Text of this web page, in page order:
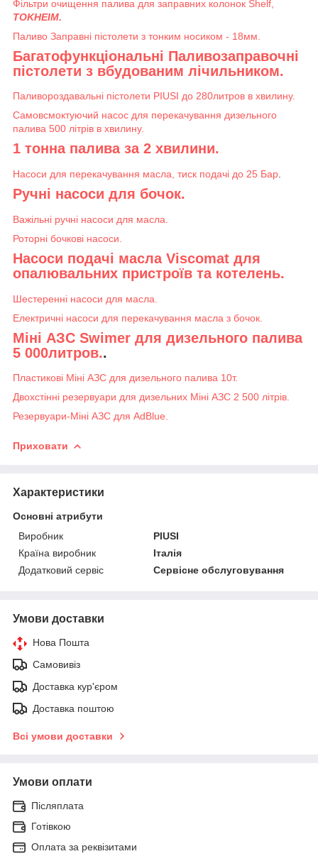
Фільтри очищення палива для заправних колонок Shelf,
TOKHEIM.
Паливо Заправні пістолети з тонким носиком - 18мм.
Багатофункціональні Паливозаправочні
пістолети з вбудованим лічильником.
Паливороздавальні пістолети PIUSI до 280литров в хвилину.
Самовсмоктуючий насос для перекачування дизельного
палива 500 літрів в хвилину.
1 тонна палива за 2 хвилини.
Насоси для перекачування масла, тиск подачі до 25 Бар
Ручні насоси для бочок.
Важільні ручні насоси для масла.
Роторні бочкові насоси.
Насоси подачі масла Viscomat для
опалювальних пристроїв та котелень.
Шестеренні насоси для масла.
Електричні насоси для перекачування масла з бочок.
Міні АЗС Swimer для дизельного палива
5 000литров..
Пластикові Міні АЗС для дизельного палива 10т.
Двохстінні резервуари для дизельних Міні АЗС 2 500 літрів.
Резервуари-Міні АЗС для AdBlue.
Приховати
Характеристики
Основні атрибути
Виробник
PIUSI
Країна виробник
Італія
Додатковий сервіс
Сервісне обслуговування
Умови доставки
Нова Пошта
Самовивіз
Доставка кур'єром
Доставка поштою
Всі умови доставки
Умови оплати
Післяплата
Готівкою
Оплата за реквізитами